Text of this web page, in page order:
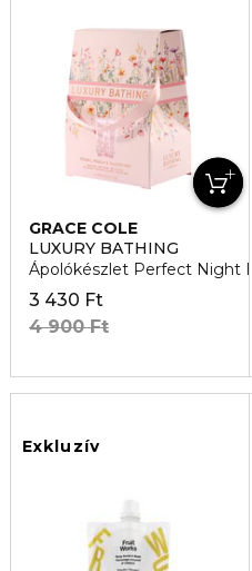
GRACE COLE
LUXURY BATHING
Ápolókészlet Perfect Night In
3 430 Ft
4 900 Ft
Exkluzív